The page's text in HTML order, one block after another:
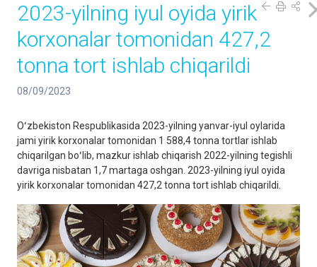
2023-yilning iyul oyida yirik
korxonalar tomonidan 427,2
tonna tort ishlab chiqarildi
08/09/2023
Oʻzbekiston Respublikasida 2023-yilning yanvar-iyul oylarida
jami yirik korxonalar tomonidan 1 588,4 tonna tortlar ishlab
chiqarilgan boʻlib, mazkur ishlab chiqarish 2022-yilning tegishli
davriga nisbatan 1,7 martaga oshgan. 2023-yilning iyul oyida
yirik korxonalar tomonidan 427,2 tonna tort ishlab chiqarildi.